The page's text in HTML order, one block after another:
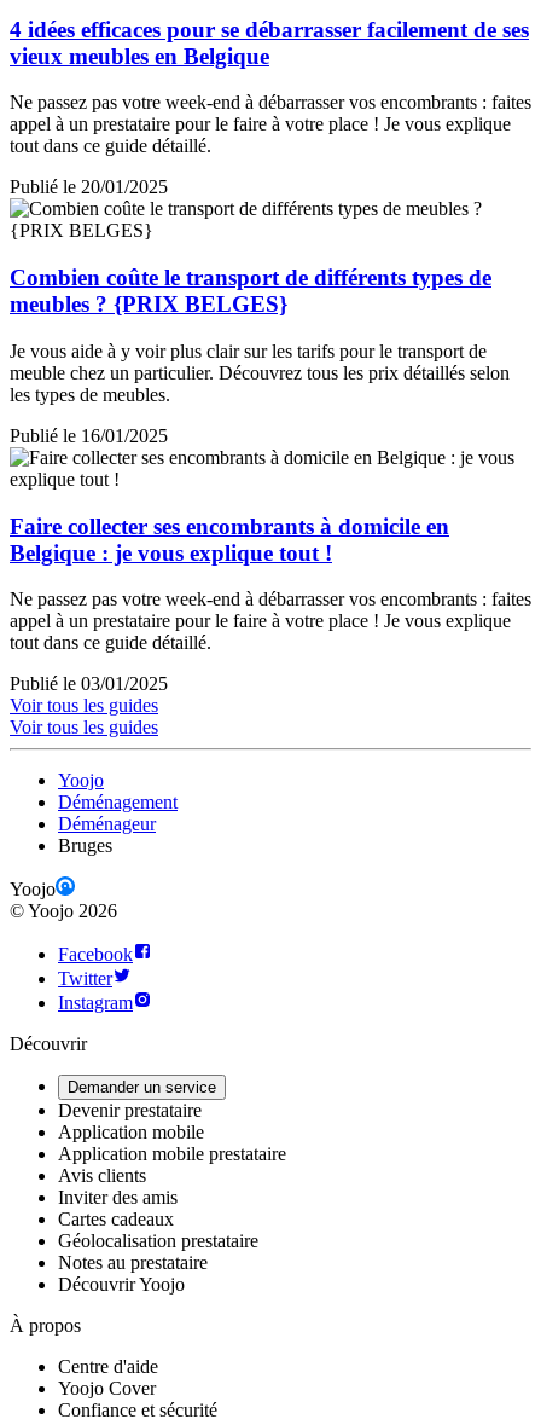
4 idées efficaces pour se débarrasser facilement de ses
vieux meubles en Belgique
Ne passez pas votre week-end à débarrasser vos encombrants : faites
appel à un prestataire pour le faire à votre place ! Je vous explique
tout dans ce guide détaillé.
Publié le 20/01/2025
Combien coûte le transport de différents types de
meubles ? {PRIX BELGES}
Je vous aide à y voir plus clair sur les tarifs pour le transport de
meuble chez un particulier. Découvrez tous les prix détaillés selon
les types de meubles.
Publié le 16/01/2025
Faire collecter ses encombrants à domicile en
Belgique : je vous explique tout !
Ne passez pas votre week-end à débarrasser vos encombrants : faites
appel à un prestataire pour le faire à votre place ! Je vous explique
tout dans ce guide détaillé.
Publié le 03/01/2025
Voir tous les guides
Voir tous les guides
Yoojo
Déménagement
Déménageur
Bruges
Yoojo
©Yoojo 2026
Facebook
Twitter
Instagram
Découvrir
Demander un service
Devenir prestataire
Application mobile
Application mobile prestataire
Avis clients
Inviter des amis
Cartes cadeaux
Géolocalisation prestataire
Notes au prestataire
Découvrir Yoojo
À propos
Centre d'aide
Yoojo Cover
Confiance et sécurité